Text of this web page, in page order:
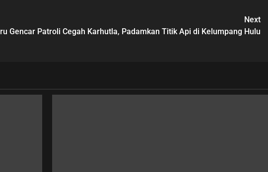
Next
Gencar Patroli Cegah Karhutla, Padamkan Titik Api di Kelumpang Hulu